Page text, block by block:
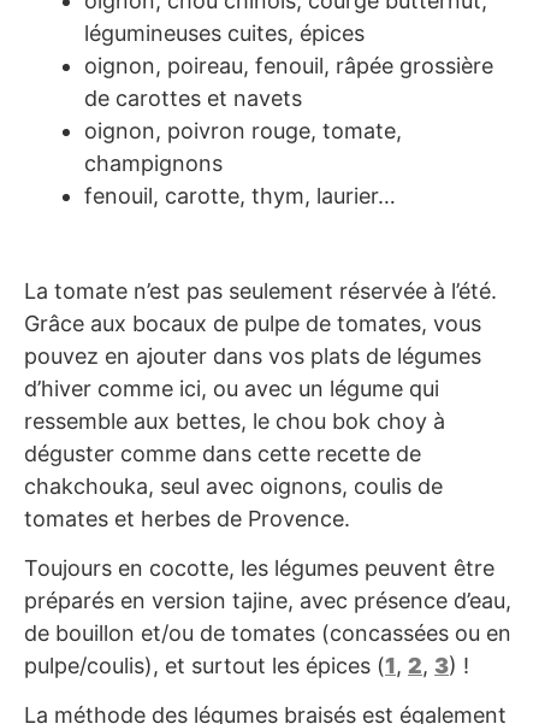
légumineuses cuites, épices
oignon, poireau, fenouil, râpée grossière
de carottes et navets
oignon, poivron rouge, tomate,
champignons
fenouil, carotte, thym, laurier…
La tomate n’est pas seulement réservée à l’été.
Grâce aux bocaux de pulpe de tomates, vous
pouvez en ajouter dans vos plats de légumes
d’hiver comme ici, ou avec un légume qui
ressemble aux bettes, le chou bok choy à
déguster comme dans cette recette de
chakchouka, seul avec oignons, coulis de
tomates et herbes de Provence.
Toujours en cocotte, les légumes peuvent être
préparés en version tajine, avec présence d’eau,
de bouillon et/ou de tomates (concassées ou en
pulpe/coulis), et surtout les épices (1, 2, 3) !
La méthode des légumes braisés est également